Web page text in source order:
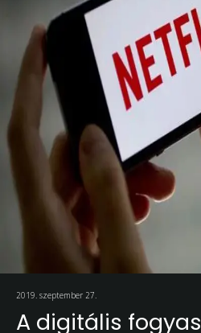
2019. szeptember 27.
A digitális